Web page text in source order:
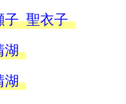
子 聖衣子
湖
湖